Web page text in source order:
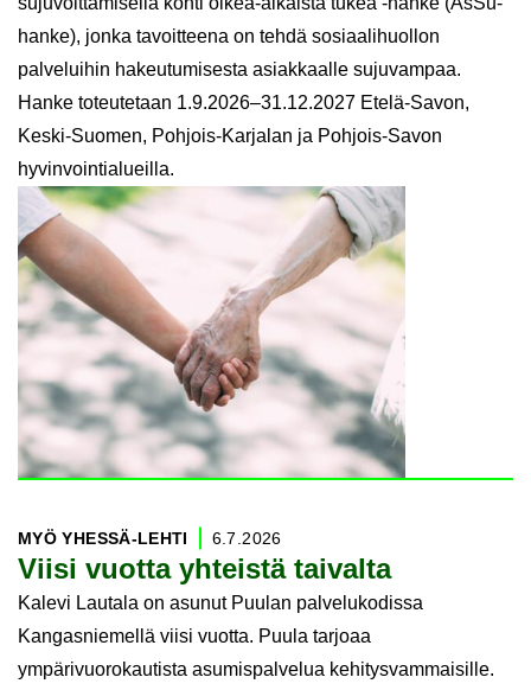
hanke), jonka tavoitteena on tehdä sosiaalihuollon
palveluihin hakeutumisesta asiakkaalle sujuvampaa.
Hanke toteutetaan 1.9.2026–31.12.2027 Etelä-Savon,
Keski-Suomen, Pohjois-Karjalan ja Pohjois-Savon
hyvinvointialueilla.
Viisi vuot­ta yh­teis­tä tai­val­ta
MYÖ YHESSÄ-​LEHTI 6.7.2026
Kalevi Lautala on asunut Puulan palvelukodissa
Kangasniemellä viisi vuotta. Puula tarjoaa
ympärivuorokautista asumispalvelua kehitysvammaisille.